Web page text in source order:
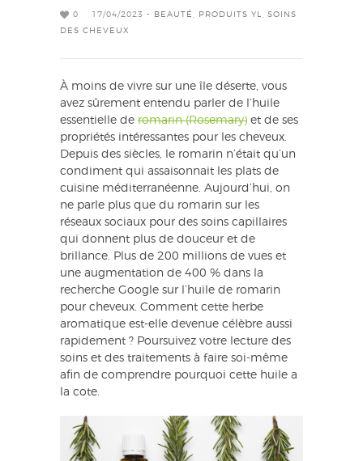
0 17/04/2023 - BEAUTÉ PRODUITS YL
SOINS
DES CHEVEUX
À moins de vivre sur une île déserte, vous
avez sûrement entendu parler de l’huile
essentielle de romarin (Rosemary) et de ses
propriétés intéressantes pour les cheveux.
Depuis des siècles, le romarin n’était qu’un
condiment qui assaisonnait les plats de
cuisine méditerranéenne. Aujourd’hui, on
ne parle plus que du romarin sur les
réseaux sociaux pour des soins capillaires
qui donnent plus de douceur et de
brillance. Plus de 200 millions de vues et
une augmentation de 400 % dans la
recherche Google sur l’huile de romarin
pour cheveux. Comment cette herbe
aromatique est-elle devenue célèbre aussi
rapidement ? Poursuivez votre lecture des
soins et des traitements à faire soi-même
afin de comprendre pourquoi cette huile a
la cote.